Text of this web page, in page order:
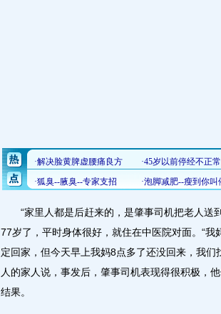
“家里人都是后赶来的，是肇事司机把老人送
77岁了，平时身体很好，就住在中医院对面。“
定回家，但今天早上我妈8点多了还没回来，我们
人的家人说，事发后，肇事司机表现得很积极，
结果。